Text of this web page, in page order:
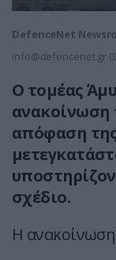
DefenceNet
info@defencenet.gr
Ο τομέας
ανακοίνωση
απόφαση
σχέδιο.
Η